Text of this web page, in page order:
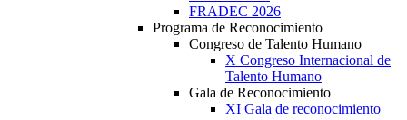
FRADEC 2026
Programa de Reconocimiento
Congreso de Talento Humano
X Congreso Internacional de
Talento Humano
Gala de Reconocimiento
XI Gala de reconocimiento